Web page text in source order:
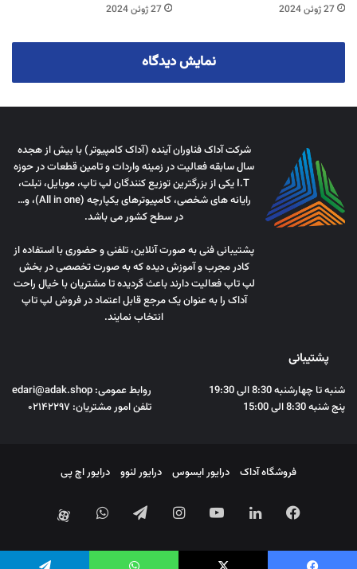
27 ژوئن 2024 27 ژوئن 2024
نمایش دیدگاه
شرکت آداک فناوران آینده (آداک کامپیوتر) با بیش از هجده
سال سابقه فعالیت در زمینه واردات و تامین قطعات در حوزه
I.T یکی از بزرگترین توزیع کنندگان لپ تاپ، موبایل، تبلت،
رایانه های شخصی، کامپیوترهای یکپارچه (All in one)، و…
در سطح کشور می باشد.
پشتیبانی فنی به صورت آنلاین، تلفنی و حضوری با استفاده از
کادر مجرب و آموزش دیده که به صورت تخصصی در بخش
لپ تاپ فعالیت دارند باعث گردیده تا مشتریان با خیال راحت
آداک را به عنوان یک مرجع قابل اعتماد در فروش لپ تاپ
انتخاب نمایند.
پشتیبانی
شنبه تا چهارشنبه 8:30 الی 19:30
پنج شنبه 8:30 الی 15:00
روابط عمومی: edari@adak.shop
تلفن امور مشتریان: ۰۲۱۴۲۲۹۷
فروشگاه آداک درایور ایسوس درایور لنوو درایور اچ پی
فیس
بوک
لینکدین یوتیوب اینستاگرامتلگرام
واتس
آپ